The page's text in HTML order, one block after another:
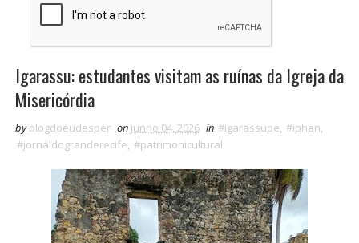
Igarassu: estudantes visitam as ruínas da Igreja da
Misericórdia
by blogdoeudesper on junho 04, 2026 in #igarassupe, #iphan,
#jornaldogranderecife, #patrimonicultural